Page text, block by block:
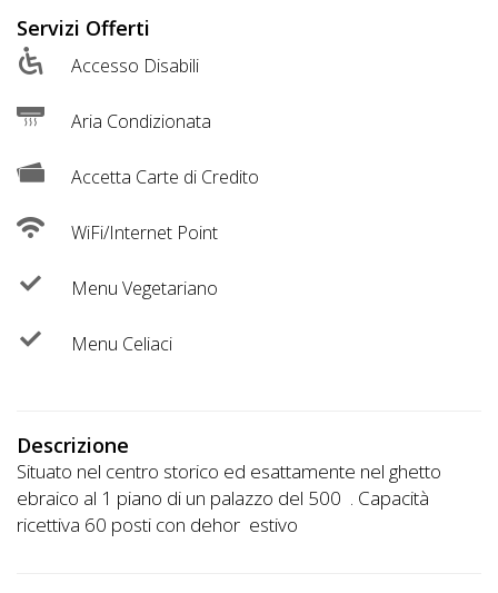
Tutorial
Lavora
con
Attività
Accedi
Servizi Offerti
Accesso Disabili
Aria Condizionata
Accetta Carte di Credito
WiFi/Internet Point
Menu Vegetariano
Menu Celiaci
Descrizione
Situato nel centro storico ed esattamente nel ghetto
ebraico al 1 piano di un palazzo del 500 . Capacità
ricettiva 60 posti con dehor estivo